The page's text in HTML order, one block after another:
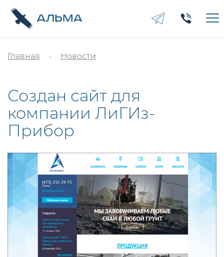
Главная Новости
Создан сайт для
компании ЛиГИз-
Прибор